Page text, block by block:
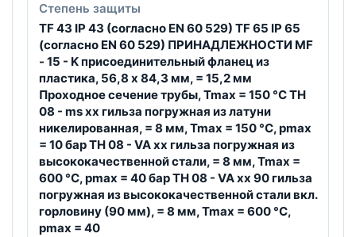
Степень защиты
TF 43 IP 43 (согласно EN 60 529) TF 65 IP 65
(согласно EN 60 529) ПРИНАДЛЕЖНОСТИ MF
- 15 - K присоединительный фланец из
пластика, 56,8 x 84,3 мм, = 15,2 мм
Проходное сечение трубы, Tmax = 150 °C TH
08 - ms xx гильза погружная из латуни
никелированная, = 8 мм, Tmax = 150 °C, pmax
= 10 бар TH 08 - VA xx гильза погружная из
высококачественной стали, = 8 мм, Tmax =
600 °C, pmax = 40 бар TH 08 - VA xx 90 гильза
погружная из высококачественной стали вкл.
горловину (90 мм), = 8 мм, Tmax = 600 °C,
pmax = 40